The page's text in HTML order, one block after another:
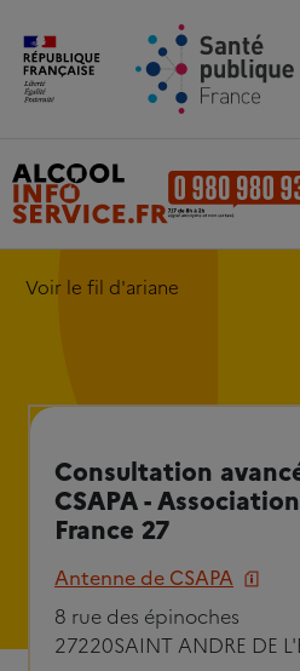
Aller au contenu principal
Voir le fil d'ariane
Consultation
CSAPA -
France 27
Antenne de CSAPA
8 rue des épinoches
27220SAINT ANDRE DE